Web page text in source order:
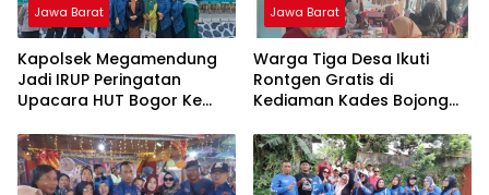
Jawa Barat
Kapolsek Megamendung
Jadi IRUP Peringatan
Upacara HUT Bogor Ke
Kecamatan
Megamendung, Kabupaten
Bogor
Jawa Barat
Warga Tiga Desa Ikuti
Rontgen Gratis di
Kediaman Kades Bojong